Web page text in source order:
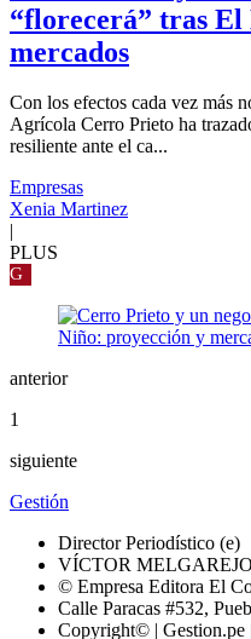
“florecerá” tras
mercados
Con los efectos cada vez más
Agrícola Cerro Prieto ha
resiliente ante el ca...
Empresas
Xenia Martinez
PLUS
G
anterior
1
siguiente
Gestión
Director Periodístico (e)
VÍCTOR MELGAREJO
© Empresa Editora El
Calle Paracas #532,
Copyright© | Gestion.pe